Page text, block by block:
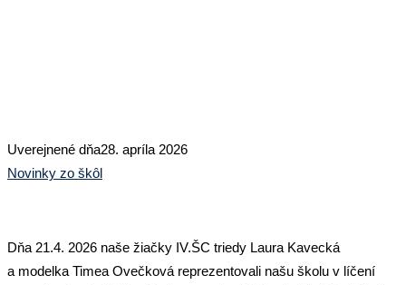
Uverejnené dňa28. apríla 2026
Novinky zo škôl
Dňa 21.4. 2026 naše žiačky IV.ŠC triedy Laura Kavecká
a modelka Timea Ovečková reprezentovali našu školu v líčení